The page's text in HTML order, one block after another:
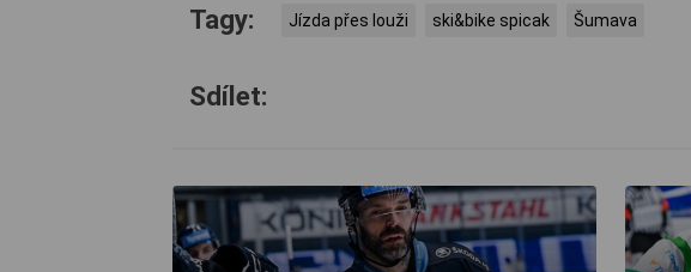
Tagy: Jízda přes louži ski&bike spicak Šumava
Sdílet: